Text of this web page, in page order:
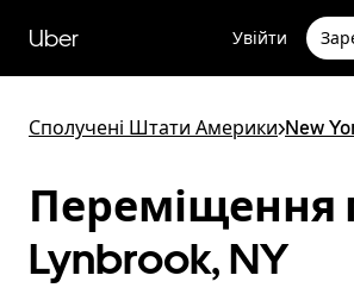
основного
вмісту
Uber Увійти
Сполучені Штати Америки>New
Переміщення
Lynbrook, NY